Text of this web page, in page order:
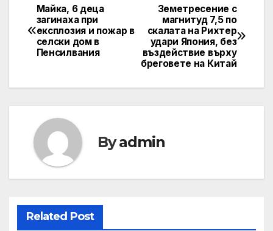
Post
navigation
Земетресение с
магнитуд 7,5 по
скалата на Рихтер
удари Япония, без
въздействие върху
бреговете на Китай
Майка, 6 деца
загинаха при
експлозия и пожар в
селски дом в
Пенсилвания
Byadmin
Related Post